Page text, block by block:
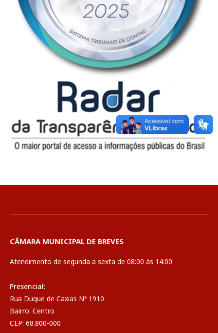
CÂMARA MUNICIPAL DE BREVES
Atendimento de segunda a sexta de 08:00 às 14:00
Presencial:
Rua Duque de Caxias Nº 1910
Bairro: Centro
CEP: 68.800-000